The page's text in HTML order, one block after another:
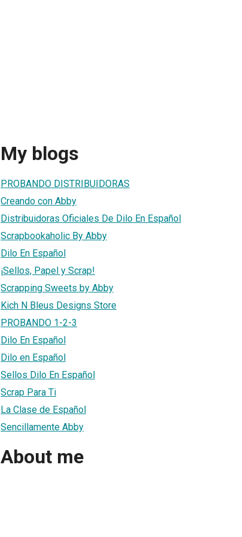
My blogs
PROBANDO DISTRIBUIDORAS
Creando con Abby
Distribuidoras Oficiales De Dilo En Español
Scrapbookaholic By Abby
Dilo En Español
¡Sellos, Papel y Scrap!
Scrapping Sweets by Abby
Kich N Bleus Designs Store
PROBANDO 1-2-3
Dilo En Español
Dilo en Español
Sellos Dilo En Español
Scrap Para Ti
La Clase de Español
Sencillamente Abby
About me